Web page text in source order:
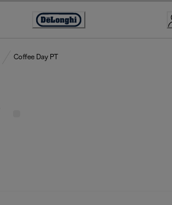
Accessibility
Coffee Day PT